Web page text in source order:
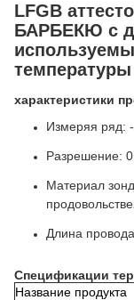
LFGB
БАРБЕКЮ с
температуры
характеристики
Измеряя ряд:
Разрешение:
Материал
Длина
Спецификации
Название продукта